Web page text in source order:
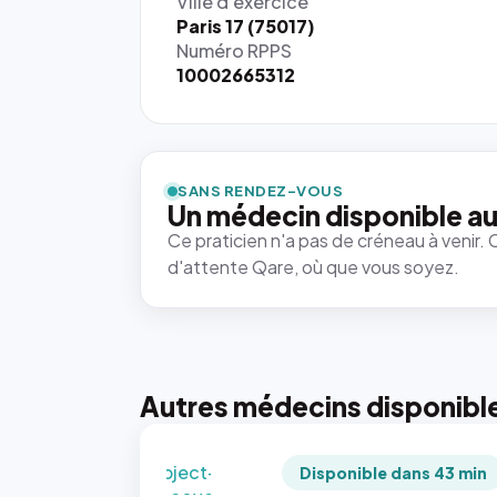
Paris 17 (75017)
Numéro RPPS
10002665312
SANS RENDEZ-VOUS
Un médecin disponible
Ce praticien n'a pas de créneau à
d'attente Qare, où que vous soyez.
Autres médecins
rendue par
`.profile-
picture`,
et un
rapport 1:1
qui reste
juste à
photo est
recadrée
`object-
Disponible dans 43 min